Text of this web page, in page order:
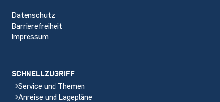
Datenschutz
Barrierefreiheit
Impressum
SCHNELLZUGRIFF
Service und Themen
Anreise und Lagepläne